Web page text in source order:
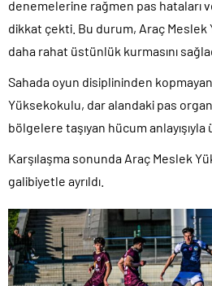
denemelerine rağmen pas hataları
dikkat çekti. Bu durum, Araç Meslek
daha rahat üstünlük kurmasını
Sahada oyun disiplininden
Yüksekokulu, dar alandaki pas
bölgelere taşıyan hücum
Karşılaşma sonunda Araç Meslek
galibiyetle ayrıldı.